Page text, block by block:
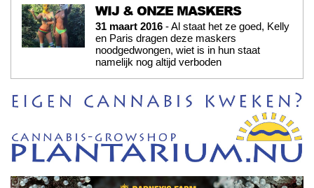
WIJ & ONZE MASKERS
31 maart 2016 - Al staat het ze goed, Kelly
en Paris dragen deze maskers
noodgedwongen, wiet is in hun staat
namelijk nog altijd verboden